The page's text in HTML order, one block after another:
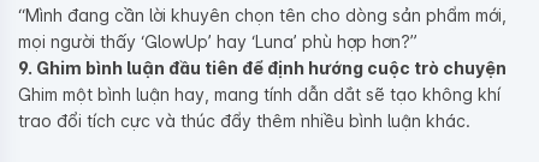
“Mình đang cần lời khuyên chọn tên cho dòng sản phẩm mới,
mọi người thấy ‘GlowUp’ hay ‘Luna’ phù hợp hơn?”
9. Ghim bình luận đầu tiên để định hướng cuộc trò chuyện
Ghim một bình luận hay, mang tính dẫn dắt sẽ tạo không khí
trao đổi tích cực và thúc đẩy thêm nhiều bình luận khác.